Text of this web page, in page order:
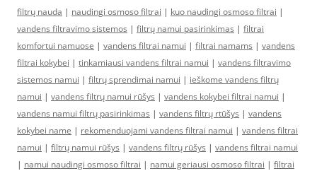
filtrų nauda | naudingi osmoso filtrai | kuo naudingi osmoso filtrai |
vandens filtravimo sistemos | filtrų namui pasirinkimas | filtrai
komfortui namuose | vandens filtrai namui | filtrai namams | vandens
filtrai kokybei | tinkamiausi vandens filtrai namui | vandens filtravimo
sistemos namui | filtrų sprendimai namui | ieškome vandens filtrų
namui | vandens filtrų namui rūšys | vandens kokybei filtrai namui |
vandens namui filtrų pasirinkimas | vandens filtrų rtūšys | vandens
kokybei name | rekomenduojami vandens filtrai namui | vandens filtrai
namui | filtrų namui rūšys | vandens filtrų rūšys | vandens filtrai namui
| namui naudingi osmoso filtrai | namui geriausi osmoso filtrai | filtrai